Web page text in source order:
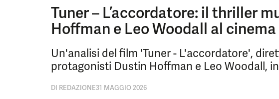
Tuner – L’accordatore: il thriller
Hoffman e Leo Woodall al cinema
Un'analisi del film 'Tuner - L'accordatore',
protagonisti Dustin Hoffman e Leo Woodall,
DI REDAZIONE31 MAGGIO 2026